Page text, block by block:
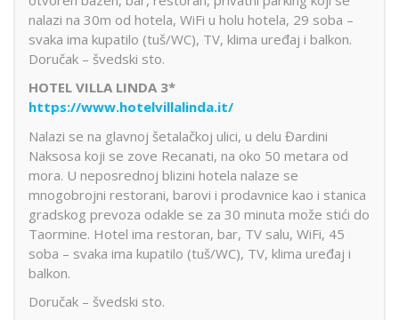
nalazi na 30m od hotela, WiFi u holu hotela, 29 soba –
svaka ima kupatilo (tuš/WC), TV, klima uređaj i balkon.
Doručak – švedski sto.
HOTEL VILLA LINDA 3*
https://www.hotelvillalinda.it/
Nalazi se na glavnoj šetalačkoj ulici, u delu Đardini
Naksosa koji se zove Recanati, na oko 50 metara od
mora. U neposrednoj blizini hotela nalaze se
mnogobrojni restorani, barovi i prodavnice kao i stanica
gradskog prevoza odakle se za 30 minuta može stići do
Taormine. Hotel ima restoran, bar, TV salu, WiFi, 45
soba – svaka ima kupatilo (tuš/WC), TV, klima uređaj i
balkon.
Doručak – švedski sto.